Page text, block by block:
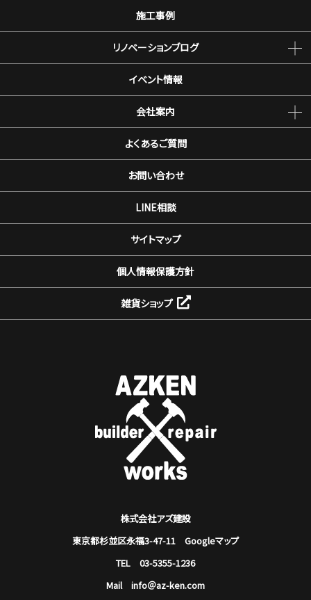
施工事例
リノベーションブログ
イベント情報
会社案内
よくあるご質問
お問い合わせ
LINE相談
サイトマップ
個人情報保護方針
雑貨ショップ
株式会社アズ建設
東京都杉並区永福3-47-11 Googleマップ
TEL 03-5355-1236
Mail info＠az-ken.com